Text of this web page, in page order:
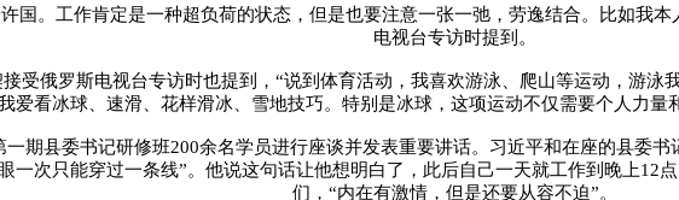
国。工作肯定是一种超负荷的状态，但是也要注意一张一弛，劳逸结合。比如我
电视台专访时提到。
受俄罗斯电视台专访时也提到，“说到体育活动，我喜欢游泳、爬山等运动，游
爱看冰球、速滑、花样滑冰、雪地技巧。特别是冰球，这项运动不仅需要个人力
期县委书记研修班200余名学员进行座谈并发表重要讲话。习近平和在座的县委
一次只能穿过一条线”。他说这句话让他想明白了，此后自己一天就工作到晚上12
们，“内在有激情，但是还要从容不迫”。